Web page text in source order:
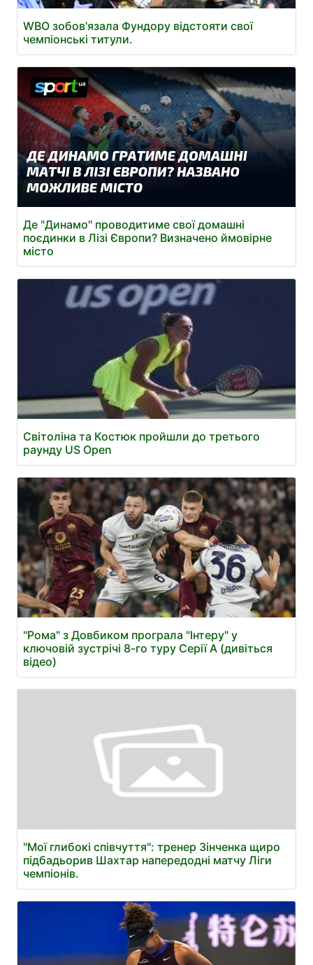
WBO зобов'язала Фундору відстояти свої
чемпіонські титули.
Де "Динамо" проводитиме свої домашні
поєдинки в Лізі Європи? Визначено ймовірне
місто
Світоліна та Костюк пройшли до третього
раунду US Open
"Рома" з Довбиком програла "Інтеру" у
ключовій зустрічі 8-го туру Серії А (дивіться
відео)
"Мої глибокі співчуття": тренер Зінченка щиро
підбадьорив Шахтар напередодні матчу Ліги
чемпіонів.